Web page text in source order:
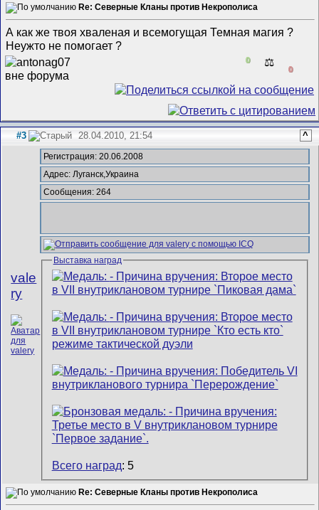
Re: Северные Кланы против Некрополиса
А как же твоя хваленая и всемогущая Темная магия ?
Неужто не помогает ?
0 ⚖️
0
#3 28.04.2010, 21:54 ^
vale
ry
Регистрация: 20.06.2008
Адрес: Луганск,Украина
Сообщения: 264
Выставка наград
Всего наград: 5
Re: Северные Кланы против Некрополиса